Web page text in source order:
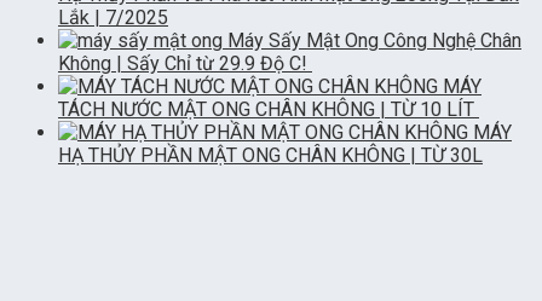
Lắk | 7/2025
Máy Sấy Mật Ong Công Nghệ Chân
Không | Sấy Chỉ từ 29.9 Độ C!
MÁY
TÁCH NƯỚC MẬT ONG CHÂN KHÔNG | TỪ 10 LÍT
MÁY
HẠ THỦY PHẦN MẬT ONG CHÂN KHÔNG | TỪ 30L